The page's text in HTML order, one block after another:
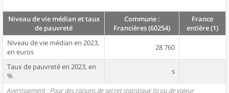
Niveau de vie médian et taux
de pauvreté
Commune :
Francières (60254)
France
entière (1)
Niveau de vie médian en 2023,
en euros
28 760
Taux de pauvreté en 2023, en
%
s
Avertissement : Pour des raisons de secret statistique (s) ou de valeur